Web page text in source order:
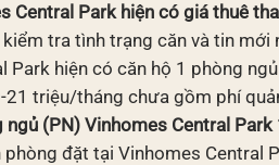
Central Park hiện có giá thuê
tra tình trạng căn và tin
Park hiện có căn hộ 1 phòng
triệu/tháng chưa gồm phí
ngủ (PN) Vinhomes Central
phòng đặt tại Vinhomes